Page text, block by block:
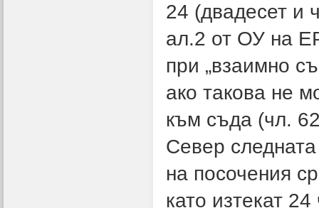
24 (двадесет и
ал.2 от ОУ на
при „взаимно
ако такова не
към съда (чл.
Север
на посочения
като изтекат